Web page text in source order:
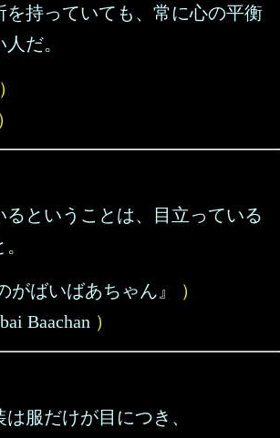
を持っていても、常に心の平衡
だ。
）
）
るということは、目立っている
がばいばあちゃん』
）
Baachan ）
服だけが目につき、